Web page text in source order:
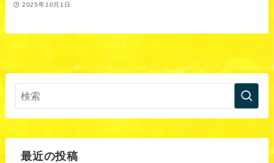
2025年10月1日
最近の投稿